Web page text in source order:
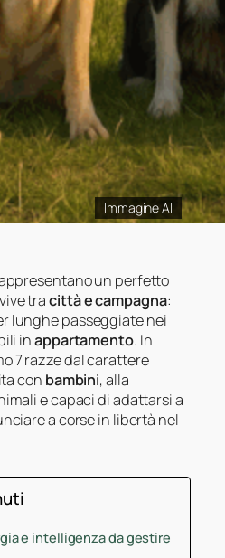
Immagine AI
un perfetto
tracittà e campagna:
lunghe passeggiate nei
inappartamento. In
7 razze dal carattere
con bambini, alla
e capaci di adattarsi a
a corse in libertà nel
e intelligenza da gestire